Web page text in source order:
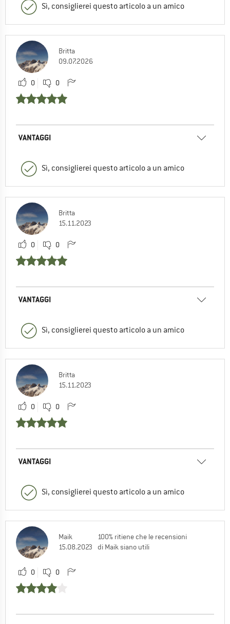
Sì, consiglierei questo articolo a un amico
Britta
09.07.2026
0 0
VANTAGGI
Sì, consiglierei questo articolo a un amico
Britta
15.11.2023
0 0
VANTAGGI
Sì, consiglierei questo articolo a un amico
Britta
15.11.2023
0 0
VANTAGGI
Sì, consiglierei questo articolo a un amico
Maik
15.08.2023
100% ritiene che le recensioni
di Maik siano utili
0 0